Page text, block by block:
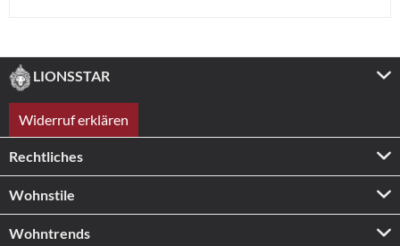
LIONSSTAR
Widerruf erklären
Rechtliches
Wohnstile
Wohntrends